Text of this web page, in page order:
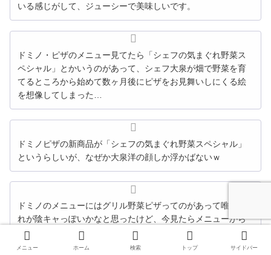
いる感じがして、ジューシーで美味しいです。
ドミノ・ピザのメニュー見てたら「シェフの気まぐれ野菜ス
ペシャル」とかいうのがあって、シェフ大泉が畑で野菜を育
てるところから始めて数ヶ月後にピザをお見舞いしにくる絵
を想像してしまった…
ドミノピザの新商品が「シェフの気まぐれ野菜スペシャル」
というらしいが、なぜか大泉洋の顔しか浮かばないｗ
ドミノのメニューにはグリル野菜ピザってのがあって唯一そ
れが陰キャっぽいかなと思ったけど、今見たらメニューから
消えてて「シェフの気まぐれ野菜スペシャル」ってい
う””陽””全開の名前になってた ドミノわかっとるな
メニュー ホーム 検索 トップ サイドバー